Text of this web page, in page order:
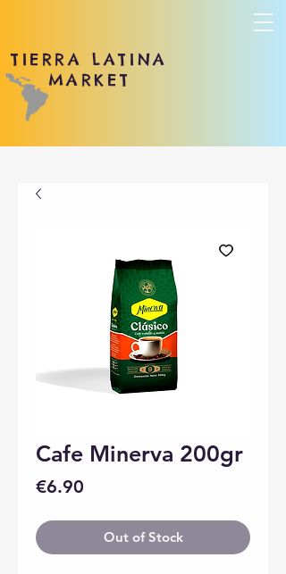
TIERRA LATINA
MARKET
Cafe Minerva 200gr
€6.90
Out of Stock